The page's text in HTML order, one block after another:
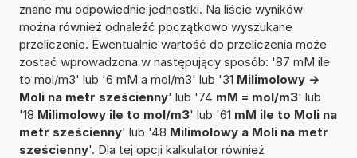
znane mu odpowiednie jednostki. Na liście wyników
można również odnaleźć początkowo wyszukane
przeliczenie. Ewentualnie wartość do przeliczenia może
zostać wprowadzona w następujący sposób: '87 mM ile
to mol/m3' lub '6 mM a mol/m3' lub '31 Milimolowy ->
Moli na metr sześcienny' lub '74 mM = mol/m3' lub
'18 Milimolowy ile to mol/m3' lub '61 mM ile to Moli na
metr sześcienny' lub '48 Milimolowy a Moli na metr
sześcienny'. Dla tej opcji kalkulator również